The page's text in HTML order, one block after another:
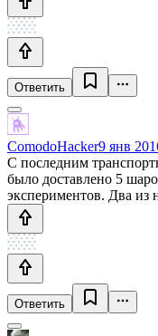
Ответить
ComodoHacker9 янв
С последним
было доставлено 5
экспериментов. Два из
Ответить